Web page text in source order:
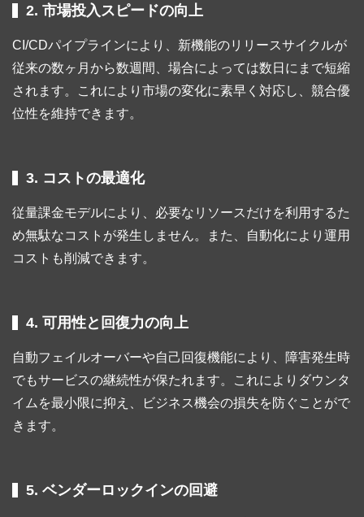
2. 市場投入スピードの向上
CI/CDパイプラインにより、新機能のリリースサイクルが
従来の数ヶ月から数週間、場合によっては数日にまで短縮
されます。これにより市場の変化に素早く対応し、競合優
位性を維持できます。
3. コストの最適化
従量課金モデルにより、必要なリソースだけを利用するた
め無駄なコストが発生しません。また、自動化により運用
コストも削減できます。
4. 可用性と回復力の向上
自動フェイルオーバーや自己回復機能により、障害発生時
でもサービスの継続性が保たれます。これによりダウンタ
イムを最小限に抑え、ビジネス機会の損失を防ぐことがで
きます。
5. ベンダーロックインの回避